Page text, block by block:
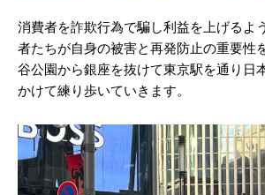
消費者を詐欺行為で騙し利益を上げるよ
者たちが自身の被害と再発防止の重要性
谷公園から銀座を抜けて東京駅を通り日
かけて練り歩いていきます。